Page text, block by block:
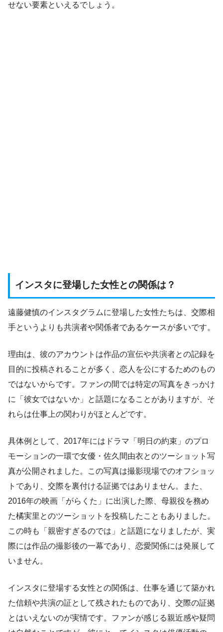
せない要素といえるでしょう。
インスタに登場した女性との関係は？
遠藤健慎のインスタグラムに登場した女性たちは、交際相
手というよりも共演者や関係者であるケースが多いです。
理由は、彼のアカウントは作品の宣伝や共演者との記録を
目的に投稿されることが多く、恋人を公にするためのもの
ではないからです。ファンの間では特定の写真をきっかけ
に「彼女ではないか」と話題になることがありますが、そ
れらは仕事上の関わりがほとんどです。
具体例として、2017年にはドラマ「明日の約束」のプロ
モーションの一環で女優・佐久間由衣とのツーショット写
真が公開されました。この写真は撮影現場でのオフショッ
トであり、交際を裏付ける証拠ではありません。また、
2016年の映画「がらくた」に出演した際、母親役を務め
た橘実里とのツーショットを投稿したこともありました。
この時も「親密すぎるのでは」と話題になりましたが、実
際には作品の撮影後の一幕であり、恋愛関係には発展して
いません。
インスタに登場する女性との関係は、仕事を通じて築かれ
た信頼や共演の証として残されたものであり、交際の証拠
とはいえないのが実情です。ファンが感じる親近感や疑問